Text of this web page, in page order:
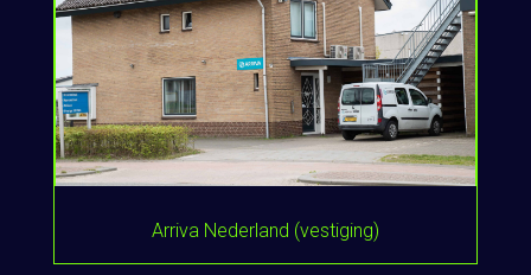
Arriva Nederland (vestiging)